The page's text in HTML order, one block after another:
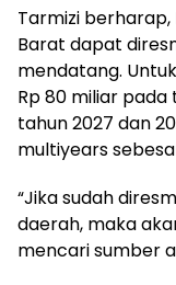
Tarmizi berharap,
Barat dapat
mendatang.
Rp 80 miliar pada
tahun 2027 dan
multiyears
“Jika sudah
daerah, maka
mencari sumber